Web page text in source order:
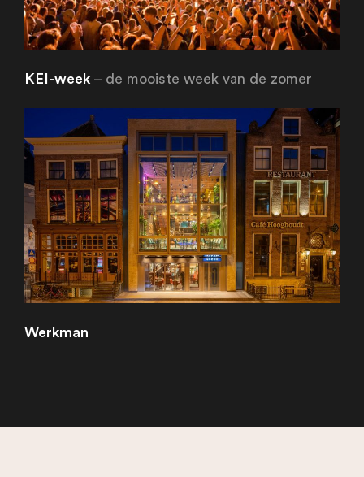
KEI-week – de mooiste week van de zomer
Werkman